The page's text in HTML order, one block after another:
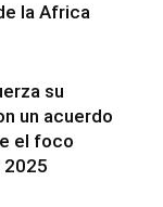
la Africa
su
un acuerdo
el foco
2025